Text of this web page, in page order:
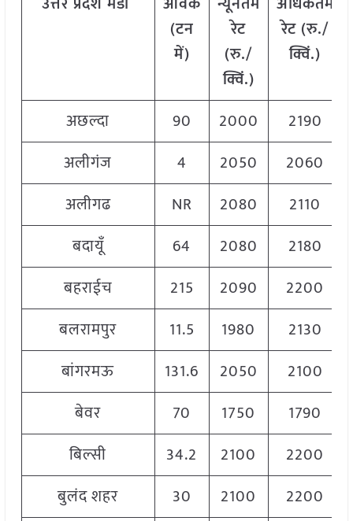
(टन
में)
रेट
(रु./
क्विं.)
रेट (रु./
क्विं.)
अछल्दा 90 2000 2190
अलीगंज
4 2050
2060
अलीगढ
NR 2080 2110
बदायूँ
64 2080
2180
बहराईच
215 2090
2200
बलरामपुर
11.5 1980
2130
बांगरमऊ
131.6 2050 2100
बेवर
70 1750
1790
बिल्सी
34.2 2100
2200
बुलंद शहर
30 2100
2200